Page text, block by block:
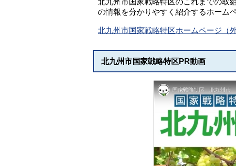
北九州市国家戦略特区のこれまでの取
の情報を分かりやすく紹介するホーム
北九州市国家戦略特区ホームページ（
北九州市国家戦略特区PR動画